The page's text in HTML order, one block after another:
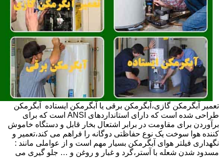
تعمیر آبگرمکن گازی،آبگرمکن برقی یا آبگرمکن ایستاده ​ آبگرمکن
طراحی شده است که دارای استانداردهای ANSI است که برای
برآوردن برای مقاومت در برابر اشتعال بخار قابل و دستگاه خاموش
کننده هوا سوخت یک نوع حفاظتی دوگانه را فراهم می کند،تعمیر و
نگهداری فیلتر هوای آبگرمکن بسیار مهم است و از عواملی مانند :
مسدود شدن شعله با آستر،گرد و غبار و روغن و … جلو گیری می